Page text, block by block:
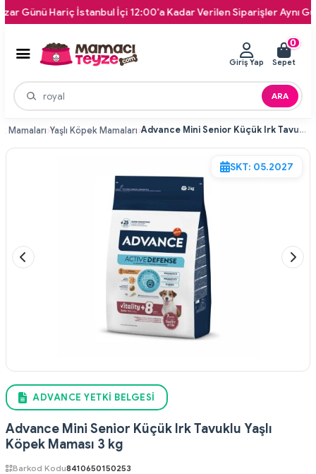
Hariç İstanbul İçi 12:00'a Kadar Verilen Siparişler Aynı Gün
ARA
Giriş Yap
0
Sepet
Mamaları Yaşlı Köpek Mamaları Advance Mini Senior Küçük Irk Tavuklu Yaşlı Köpek Maması 3 kg
SKT: 05.2027
ADVANCE YETKI BELGESI
Advance Mini Senior Küçük Irk Tavuklu Yaşlı
Köpek Maması 3 kg
Barkod Kodu8410650150253